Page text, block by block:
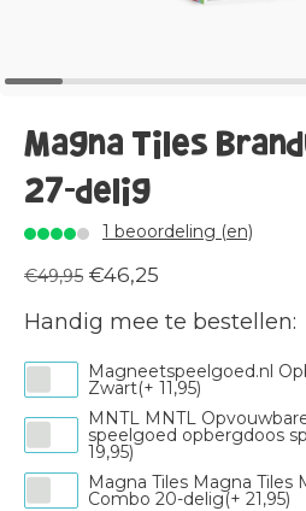
Magna Tiles
27-delig
1 beoordeling (en)
€49,95 €46,25
Handig mee te bestellen:
Magneetspeelgoed.nl
Zwart(+ 11,95)
MNTL MNTL
speelgoed opbergdoos
19,95)
Magna Tiles Magna Tiles
Combo 20-delig(+ 21,95)